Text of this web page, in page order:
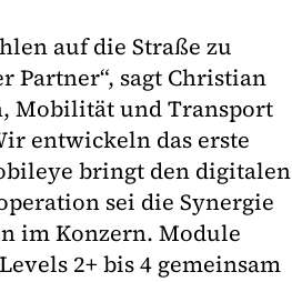
auf die Straße zu
Partner“, sagt Christian
Mobilität und Transport
entwickeln das erste
bringt den digitalen
sei die Synergie
im Konzern. Module
2+ bis 4 gemeinsam